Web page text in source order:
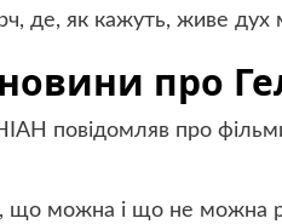
де, як кажуть, живе дух
про
повідомляв про
що можна і що не можна